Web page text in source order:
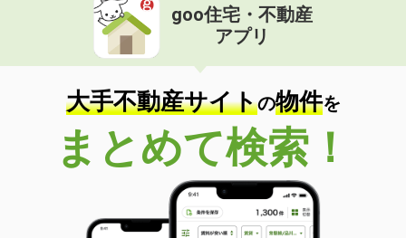
goo住宅・不動産
アプリ
大手不動産サイトの物件を
まとめて検索！